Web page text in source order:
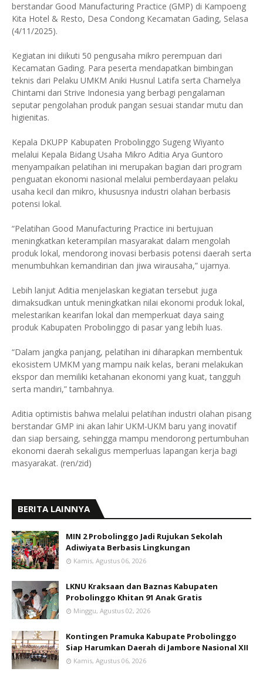
berstandar Good Manufacturing Practice (GMP) di Kampoeng
Kita Hotel & Resto, Desa Condong Kecamatan Gading, Selasa
(4/11/2025).
Kegiatan ini diikuti 50 pengusaha mikro perempuan dari
Kecamatan Gading. Para peserta mendapatkan bimbingan
teknis dari Pelaku UMKM Aniki Husnul Latifa serta Chamelya
Chintami dari Strive Indonesia yang berbagi pengalaman
seputar pengolahan produk pangan sesuai standar mutu dan
higienitas.
Kepala DKUPP Kabupaten Probolinggo Sugeng Wiyanto
melalui Kepala Bidang Usaha Mikro Aditia Arya Guntoro
menyampaikan pelatihan ini merupakan bagian dari program
penguatan ekonomi nasional melalui pemberdayaan pelaku
usaha kecil dan mikro, khususnya industri olahan berbasis
potensi lokal.
“Pelatihan Good Manufacturing Practice ini bertujuan
meningkatkan keterampilan masyarakat dalam mengolah
produk lokal, mendorong inovasi berbasis potensi daerah serta
menumbuhkan kemandirian dan jiwa wirausaha,” ujarnya.
Lebih lanjut Aditia menjelaskan kegiatan tersebut juga
dimaksudkan untuk meningkatkan nilai ekonomi produk lokal,
melestarikan kearifan lokal dan memperkuat daya saing
produk Kabupaten Probolinggo di pasar yang lebih luas.
“Dalam jangka panjang, pelatihan ini diharapkan membentuk
ekosistem UMKM yang mampu naik kelas, berani melakukan
ekspor dan memiliki ketahanan ekonomi yang kuat, tangguh
serta mandiri,” tambahnya.
Aditia optimistis bahwa melalui pelatihan industri olahan pisang
berstandar GMP ini akan lahir UKM-UKM baru yang inovatif
dan siap bersaing, sehingga mampu mendorong pertumbuhan
ekonomi daerah sekaligus memperluas lapangan kerja bagi
masyarakat. (ren/zid)
BERITA LAINNYA
MIN 2 Probolinggo Jadi Rujukan Sekolah
Adiwiyata Berbasis Lingkungan
Kamis, Agustus 06, 2026
LKNU Kraksaan dan Baznas Kabupaten
Probolinggo Khitan 91 Anak Gratis
Minggu, Agustus 02, 2026
Kontingen Pramuka Kabupate Probolinggo
Siap Harumkan Daerah di Jambore Nasional XII
Kamis, Agustus 06, 2026